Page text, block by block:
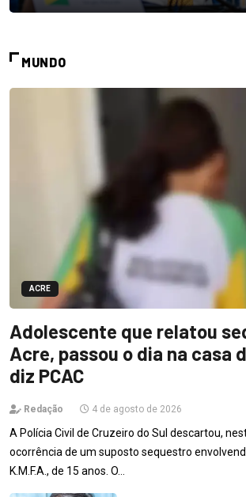
MUNDO
ACRE
Adolescente que relatou
Acre, passou o dia na casa
diz PCAC
Redação 4 de agosto de 2026
A Polícia Civil de Cruzeiro do Sul descartou,
ocorrência de um suposto sequestro
K.M.F.A., de 15 anos. O…